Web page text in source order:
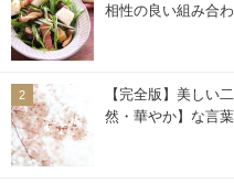
相性の良い組み合
【完全版】美しい
然・華やか】な言